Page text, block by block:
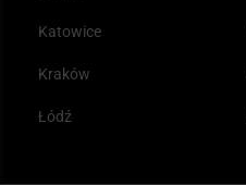
Katowice
Kraków
Łódź